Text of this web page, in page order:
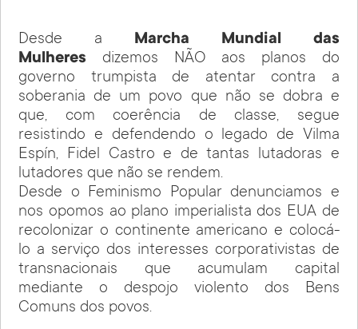
Desde a Marcha Mundial das
Mulheres dizemos NÃO aos planos do
governo trumpista de atentar contra a
soberania de um povo que não se dobra e
que, com coerência de classe, segue
resistindo e defendendo o legado de Vilma
Espín, Fidel Castro e de tantas lutadoras e
lutadores que não se rendem.
Desde o Feminismo Popular denunciamos e
nos opomos ao plano imperialista dos EUA de
recolonizar o continente americano e colocá-
lo a serviço dos interesses corporativistas de
transnacionais que acumulam capital
mediante o despojo violento dos Bens
Comuns dos povos.